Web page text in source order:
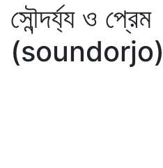
সৌন্দর্য্য ও প্রেম
(soundorjo)